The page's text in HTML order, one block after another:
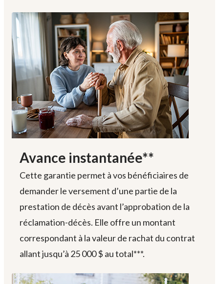
Avance instantanée**
Cette garantie permet à vos bénéficiaires de
demander le versement d’une partie de la
prestation de décès avant l’approbation de la
réclamation-décès. Elle offre un montant
correspondant à la valeur de rachat du contrat
allant jusqu’à 25 000 $ au total***.